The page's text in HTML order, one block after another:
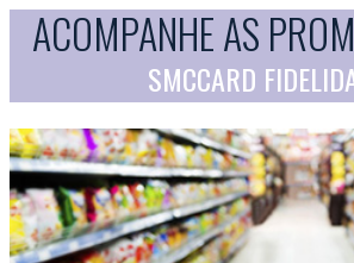
ACOMPANHE AS
SMCCARD